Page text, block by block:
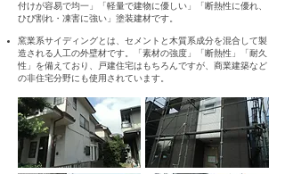
付けが容易で均一」
「軽量で建物に優しい」「断熱性に優れ、
ひび割れ・凍害に強い」塗装建材です。
窯業系サイディングとは、セメントと木質系成分を混合して製
造される人工の外壁材です。「素材の強度」「断熱性」「耐久
性」を備えており、戸建住宅はもちろんですが、商業建築など
の非住宅分野にも使用されています。